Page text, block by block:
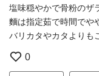
塩味穏やかで骨粉のザ
麵は指定茹で時間でや
バリカタやカタよりも
0